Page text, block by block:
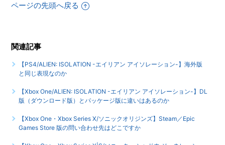
ページの先頭へ戻る
関連記事
【PS4/ALIEN: ISOLATION -エイリアン アイソレーション-】海外版
と同じ表現なのか
【Xbox One/ALIEN: ISOLATION -エイリアン アイソレーション-】DL
版（ダウンロード版）とパッケージ版に違いはあるのか
【Xbox One・Xbox Series X/ソニックオリジンズ】Steam／Epic
Games Store 版の問い合わせ先はどこですか